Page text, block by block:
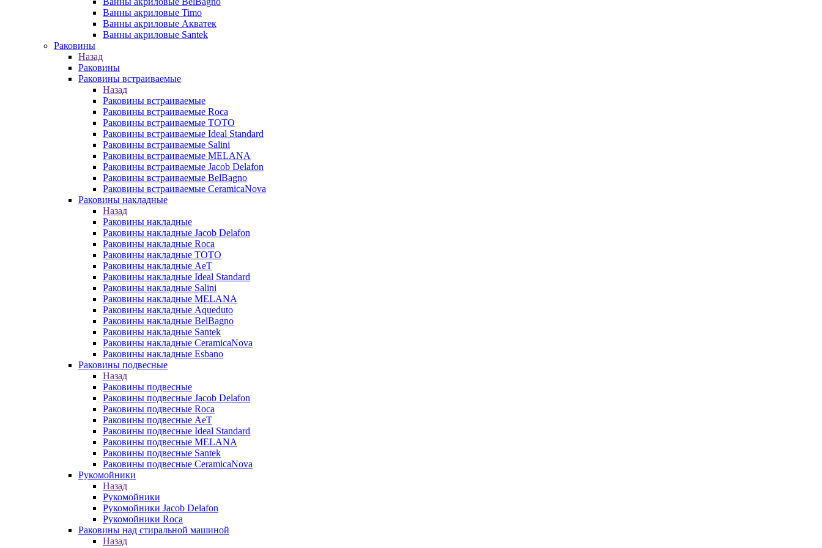
Ванны акриловые Timo
Ванны акриловые Акватек
Ванны акриловые Santek
Раковины
Назад
Раковины
Раковины встраиваемые
Назад
Раковины встраиваемые
Раковины встраиваемые Roca
Раковины встраиваемые TOTO
Раковины встраиваемые Ideal Standard
Раковины встраиваемые Salini
Раковины встраиваемые MELANA
Раковины встраиваемые Jacob Delafon
Раковины встраиваемые BelBagno
Раковины встраиваемые CeramicaNova
Раковины накладные
Назад
Раковины накладные
Раковины накладные Jacob Delafon
Раковины накладные Roca
Раковины накладные TOTO
Раковины накладные AeT
Раковины накладные Ideal Standard
Раковины накладные Salini
Раковины накладные MELANA
Раковины накладные Aqueduto
Раковины накладные BelBagno
Раковины накладные Santek
Раковины накладные CeramicaNova
Раковины накладные Esbano
Раковины подвесные
Назад
Раковины подвесные
Раковины подвесные Jacob Delafon
Раковины подвесные Roca
Раковины подвесные AeT
Раковины подвесные Ideal Standard
Раковины подвесные MELANA
Раковины подвесные Santek
Раковины подвесные CeramicaNova
Рукомойники
Назад
Рукомойники
Рукомойники Jacob Delafon
Рукомойники Roca
Раковины над стиральной машиной
Назад